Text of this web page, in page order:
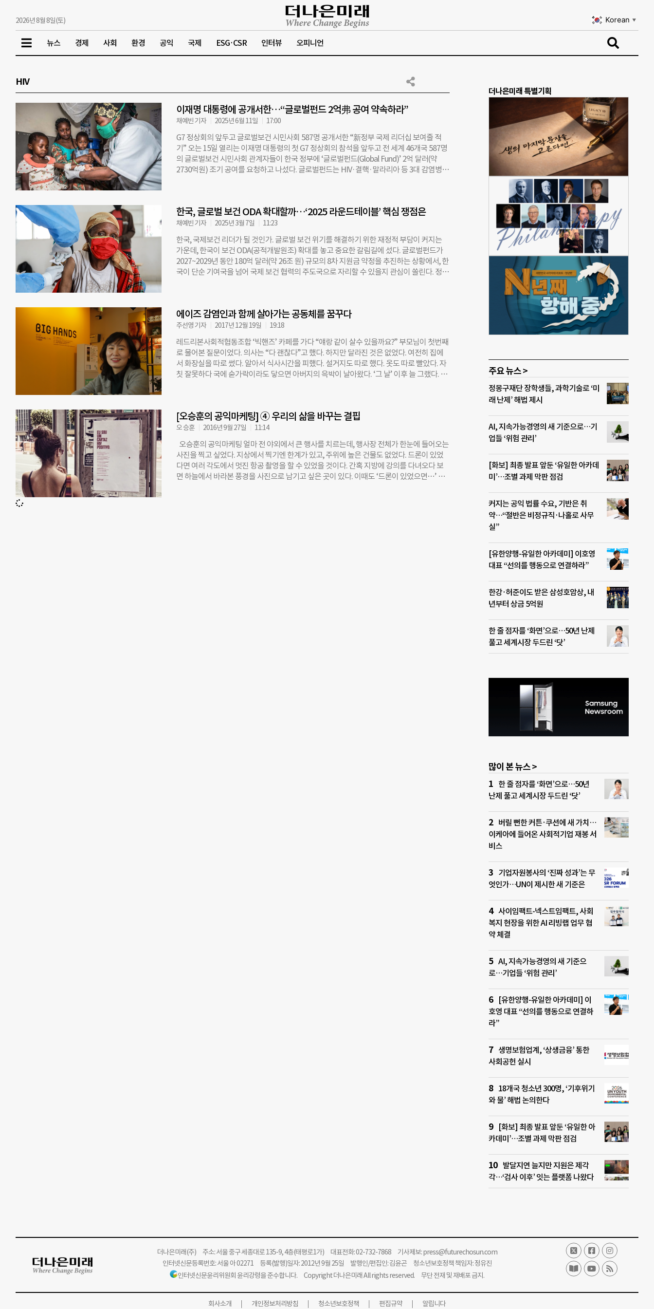
2026년 8월 8일(토) Korean ▼
뉴스 경제 사회 환경 공익 국제 ESG·CSR 인터뷰 오피니언
HIV
이재명 대통령에 공개서한…“글로벌펀드 2억弗 공여 약속하라”
채예빈 기자 2025년 6월 11일 17:00
G7 정상회의 앞두고 글로벌보건 시민사회 587명 공개서한 “新정부 국제 리더십 보여줄 적
기” 오는 15일 열리는 이재명 대통령의 첫 G7 정상회의 참석을 앞두고 전 세계 46개국 587명
의 글로벌보건 시민사회 관계자들이 한국 정부에 ‘글로벌펀드(Global Fund)’ 2억 달러(약
2730억원) 조기 공여를 요청하고 나섰다. 글로벌펀드는 HIV·결핵·말라리아 등 3대 감염병
은 설립 초기부터 글로벌펀드에 참여해왔으며, 코로나19 팬데믹 당시 국내 바이오 기업들과
협력해 전 세계 감염병 대응에 기여한 경험도 있다. 이번 공개서한은 국제보건애드보커시(대
표 한희정)를 통해 이 대통령 측에 전달됐다. 말라리아퇴치를 위한 국제시민사회연대
(CS4ME), 글로벌보건연대(GFAN), GFAN 아프리카·아시아태평양 등 주요 글로벌 보건 네트
워크가 공동 주도했다. 시민사회는 서한에서 “이재명 대통령이 G7 정상회의 무대에서 한국
의 국제 연대 의지와 책임 의식을 보여줄 적기”라며 “한국은 글로벌펀드의 오랜 파트너로서
그간 보건 기술과 혁신을 공급해온 만큼, 이번 기회에 정치적 리더십으로도 기여를 확대해야
회에서 적극적 역할을 예고한 상징적 조치”라고 평가했다. 글로벌펀드는 매년 주요 국제회의
에서도 지속적으로 주목받고 있다. 2023년 일본 히로시마 G7 정상회의 공동성명에서는 글로
벌펀드 7차 재정조달 성공을 언급하며 지원을 환영했고, 올해(2024년) 이탈리아 아풀리아
한국, 글로벌 보건 ODA 확대할까…‘2025 라운드테이블’ 핵심 쟁점은
채예빈 기자 2025년 3월 7일 11:23
한국, 국제보건 리더가 될 것인가. 글로벌 보건 위기를 해결하기 위한 재정적 부담이 커지는
가운데, 한국이 보건 ODA(공적개발원조) 확대를 놓고 중요한 갈림길에 섰다. 글로벌펀드가
2027~2029년 동안 180억 달러(약 26조 원) 규모의 8차 지원금 약정을 추진하는 상황에서, 한
국이 단순 기여국을 넘어 국제 보건 협력의 주도국으로 자리할 수 있을지 관심이 쏠린다. 정부
화 약 2조 6900억 원) 규모의 의약품과 기자재를 개발도상국에 제공한다. 한국 정부는
2023~2025년 동안 1억 달러(한화 약 1450억 원)를 글로벌펀드에 기여하기로 약속한 상태이
며, 이번 회의에서는 향후 기여 확대 여부가 논의됐다. 박종한 외교부 개발협력국장은 “보건
ODA 확대는 한국이 국제사회에서 리더십을 발휘할 기회”라며 “정부의 재정 기여뿐만 아니
라 한국 기업과의 협력 확대가 필수적”이라고 강조했다. 다만, 그는 “한국이 글로벌 보건
ODA를 확대하려면 국민적 공감대와 정치적 의지가 선행돼야 한다”며 대중 인식 개선의 필요
성을 언급했다. 현재 한국은 글로벌펀드의 의료 제품 공급국 중 3위이며, 신속 진단키트 부문
보건시장 내 경쟁력을 유지하려면 국제 보건기구와의 협력 및 지속적인 지원이 필수적”이라
고 강조했다. 권기환 외교부 글로벌다자외교조정관은 “2020년부터 4년간 한국
에이즈 감염인과 함께 살아가는 공동체를 꿈꾸다
주선영 기자 2017년 12월 19일 19:18
레드리본사회적협동조합 ‘빅핸즈’ 카페를 가다 “얘랑 같이 살수 있을까요?” 부모님이 첫번째
로 물어본 질문이었다. 의사는 “다 괜찮다”고 했다. 하지만 달라진 것은 없었다. 여전히 집에
서 화장실을 따로 썼다. 알아서 식사시간을 피했다. 설거지도 따로 했다. 옷도 따로 빨았다. 자
칫 잘못하다 국에 숟가락이라도 닿으면 아버지의 윽박이 날아왔다. ‘그 날’ 이후 늘 그랬다. 상
했다. ‘그 날’ 이후 가족들이 점점 멀어져 갔다. ‘감염인과의 일상적인 접촉을 통해서는 감염되
지 않아요’ ‘악수, 포옹 등의 신체접촉을 통해서는 감염되지 않아요’ ‘감염인이 요리해서 함께
먹는 식사로는 감염되지 않아요’ 대구 반야월역 2번 출구를 빠져나와 금호강변으로 걷다 보
면, 외딴 카페 하나가 나타난다. 카페를 들어서면 여느 카페와 다름없이 음악소리와 커피 내음
이 어우러져 다가온다. 하지만 곧장 나타나는 좁은 통로를 지날 때 에이즈에 대한 편견을 깨는
문구들이 눈길을 사로잡았다. 통로를 지나자마자 카운터에 서 있던 종업원이 밝은 모습으로
인사를 건넨다. 벽면 곳곳은 감염인들이 그린 그림들로 장식돼 있다. 창가에서는 밝은 햇살과
[오승훈의 공익마케팅] ④ 우리의 삶을 바꾸는 결핍
오 승훈 2016년 9월 27일 11:14
오승훈의 공익마케팅 얼마 전 야외에서 큰 행사를 치르는데, 행사장 전체가 한눈에 들어오는
사진을 찍고 싶었다. 지상에서 찍기엔 한계가 있고, 주위에 높은 건물도 없었다. 드론이 있었
다면 여러 각도에서 멋진 항공 촬영을 할 수 있었을 것이다. 간혹 지방에 강의를 다녀오다 보
면 하늘에서 바라본 풍경을 사진으로 남기고 싶은 곳이 있다. 이때도 ‘드론이 있었으면…’ 하
더나은미래 특별기획
주요 뉴스 >
정몽구재단 장학생들, 과학기술로 ‘미
래 난제’ 해법 제시
AI, 지속가능경영의 새 기준으로…기
업들 ‘위험 관리’
[화보] 최종 발표 앞둔 ‘유일한 아카데
미’…조별 과제 막판 점검
커지는 공익 법률 수요, 기반은 취
약…“절반은 비정규직·나홀로 사무
실”
[유한양행-유일한 아카데미] 이호영
대표 “선의를 행동으로 연결하라”
한강·허준이도 받은 삼성호암상, 내
년부터 상금 5억원
한 줄 점자를 ‘화면’으로…50년 난제
풀고 세계시장 두드린 ‘닷’
많이 본 뉴스 >
한 줄 점자를 ‘화면’으로…50년
난제 풀고 세계시장 두드린 ‘닷’
버릴 뻔한 커튼·쿠션에 새 가치…
이케아에 들어온 사회적기업 재봉 서
비스
기업자원봉사의 ‘진짜 성과’는 무
엇인가…UN이 제시한 새 기준은
사이임팩트-넥스트임팩트, 사회
복지 현장을 위한 AI 리빙랩 업무 협
약 체결
AI, 지속가능경영의 새 기준으
로…기업들 ‘위험 관리’
[유한양행-유일한 아카데미] 이
호영 대표 “선의를 행동으로 연결하
라”
생명보험업계, ‘상생금융’ 통한
사회공헌 실시
18개국 청소년 300명, ‘기후위기
와 물’ 해법 논의한다
[화보] 최종 발표 앞둔 ‘유일한 아
카데미’…조별 과제 막판 점검
발달지연 늘지만 지원은 제각
각…‘검사 이후’ 잇는 플랫폼 나왔다
더나은미래(주)주소: 서울 중구 세종대로 135-9, 4층(태평로1가) 대표전화: 02-732-7868 기사제보:press@futurechosun.com
인터넷신문등록번호: 서울 아 02271 등록(발행)일자: 2012년 9월 25일 발행인/편집인: 김윤곤 청소년보호정책 책임자: 정유진
인터넷신문윤리위원회 윤리강령을 준수합니다. Copyright 더나은미래 All rights reserved. 무단 전재 및 재배포 금지.
회사소개 개인정보처리방침 청소년보호정책 편집규약 알립니다